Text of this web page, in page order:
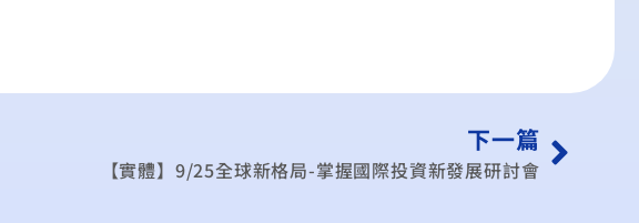
下一篇
【實體】9/25全球新格局-掌握國際投資新發展研討會